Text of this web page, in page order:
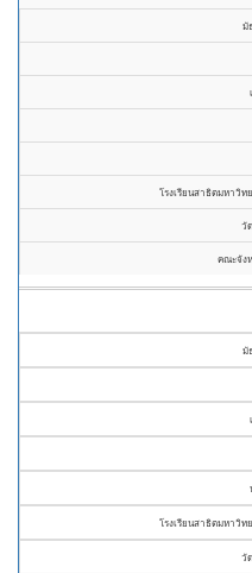
มั
โรงเรียนสาธิตมหาวิ
วั
คณะจัง
มั
โรงเรียนสาธิตมหาวิ
วั